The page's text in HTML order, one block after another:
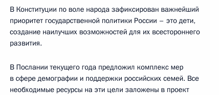
В Конституции по воле народа зафиксирован важнейший
приоритет государственной политики России – это дети,
создание наилучших возможностей для их всестороннего
развития.
В Послании текущего года предложил комплекс мер
в сфере демографии и поддержки российских семей. Все
необходимые ресурсы на эти цели заложены в проект